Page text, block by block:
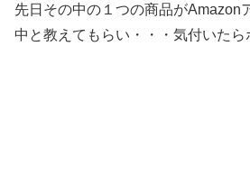
先日その中の１つの商品がAmazon
中と教えてもらい・・・気付いたら